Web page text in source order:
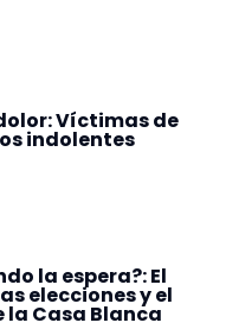
Víctimas de
indolentes
la espera?: El
elecciones y el
la Casa Blanca